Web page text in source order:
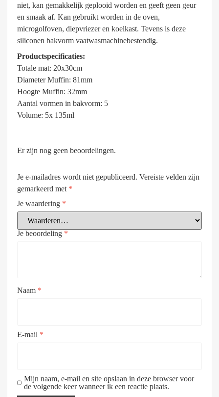
niet, kan gemakkelijk geplooid worden en geeft geen geur
en smaak af. Kan gebruikt worden in de oven,
microgolfoven, diepvriezer en koelkast. Tevens is deze
siliconen bakvorm vaatwasmachinebestendig.
Productspecificaties:
Totale mat: 20x30cm
Diameter Muffin: 81mm
Hoogte Muffin: 32mm
Aantal vormen in bakvorm: 5
Volume: 5x 135ml
Er zijn nog geen beoordelingen.
Je e-mailadres wordt niet gepubliceerd. Vereiste velden zijn
gemarkeerd met *
Je waardering *
Je beoordeling *
Naam *
E-mail *
Mijn naam, e-mail en site opslaan in deze browser voor
de volgende keer wanneer ik een reactie plaats.